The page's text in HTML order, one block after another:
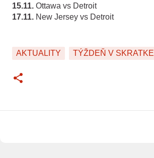
15.11. Ottawa vs Detroit
17.11. New Jersey vs Detroit
AKTUALITY TÝŽDEŇ V SKRATKE